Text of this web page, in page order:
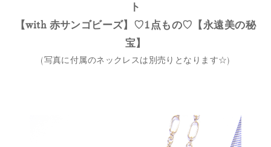
ト
【with 赤サンゴビーズ】♡1点もの♡【永遠美の秘
宝】
(写真に付属のネックレスは別売りとなります☆)